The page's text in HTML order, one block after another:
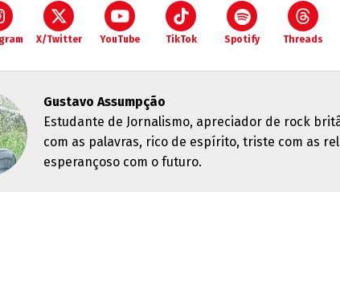
X/Twitter YouTube TikTok Spotify Threads
Gustavo Assumpção
Estudante de Jornalismo, apreciador de rock
com as palavras, rico de espírito, triste com as
esperançoso com o futuro.